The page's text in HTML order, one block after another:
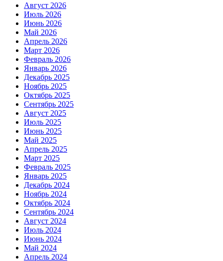
Август 2026
Июль 2026
Июнь 2026
Май 2026
Апрель 2026
Март 2026
Февраль 2026
Январь 2026
Декабрь 2025
Ноябрь 2025
Октябрь 2025
Сентябрь 2025
Август 2025
Июль 2025
Июнь 2025
Май 2025
Апрель 2025
Март 2025
Февраль 2025
Январь 2025
Декабрь 2024
Ноябрь 2024
Октябрь 2024
Сентябрь 2024
Август 2024
Июль 2024
Июнь 2024
Май 2024
Апрель 2024